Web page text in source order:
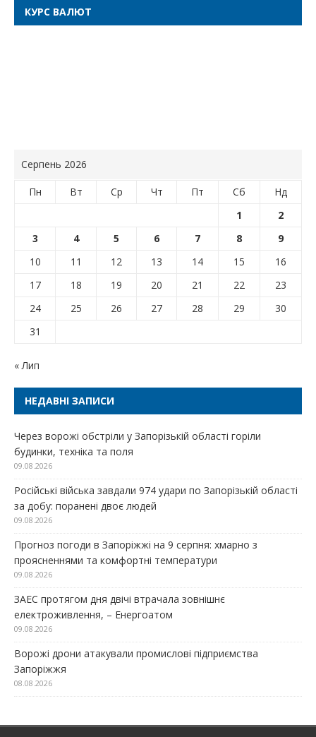
КУРС ВАЛЮТ
Серпень 2026
Пн Вт Ср Чт Пт Сб
Нд
1
2
3
4 5 6 7 8
9
10
11 12 13 14 15
16
17
18 19 20 21 22
23
24
25 26 27 28 29
30
31
« Лип
НЕДАВНІ ЗАПИСИ
Через ворожі обстріли у Запорізькій області горіли
будинки, техніка та поля
09.08.2026
Російські війська завдали 974 удари по Запорізькій області
за добу: поранені двоє людей
09.08.2026
Прогноз погоди в Запоріжжі на 9 серпня: хмарно з
проясненнями та комфортні температури
09.08.2026
ЗАЕС протягом дня двічі втрачала зовнішнє
електроживлення, – Енергоатом
09.08.2026
Ворожі дрони атакували промислові підприємства
Запоріжжя
08.08.2026